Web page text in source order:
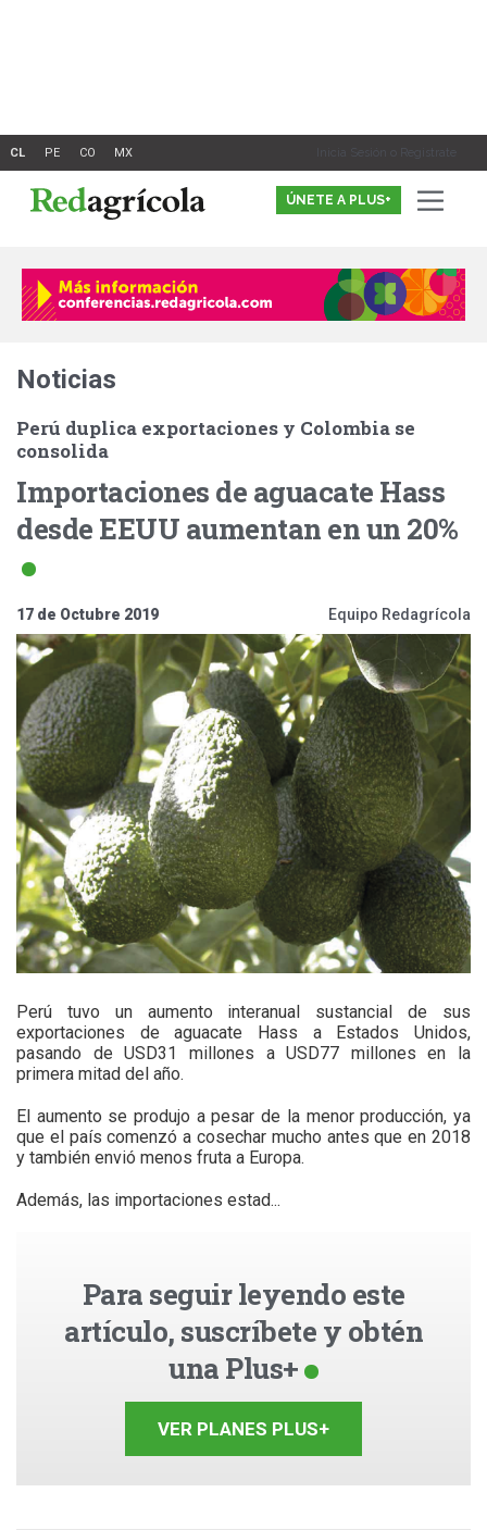
Inicia Sesión o Registrate
ÚNETE A PLUS+
Noticias
Perú duplica exportaciones y Colombia se
consolida
Importaciones de aguacate Hass
desde EEUU aumentan en un 20%
17 de Octubre 2019 Equipo Redagrícola
Perú tuvo un aumento interanual sustancial de sus
exportaciones de aguacate Hass a Estados Unidos,
pasando de USD31 millones a USD77 millones en la
primera mitad del año.
El aumento se produjo a pesar de la menor producción, ya
que el país comenzó a cosechar mucho antes que en 2018
y también envió menos fruta a Europa.
Además, las importaciones estad...
Para seguir leyendo este
artículo, suscríbete y obtén
una Plus+
VER PLANES PLUS+